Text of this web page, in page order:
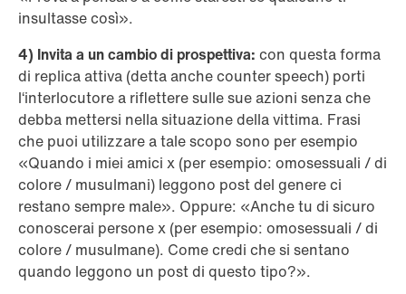
insultasse così».
4) Invita a un cambio di prospettiva: con questa forma
di replica attiva (detta anche counter speech) porti
l‘interlocutore a riflettere sulle sue azioni senza che
debba mettersi nella situazione della vittima. Frasi
che puoi utilizzare a tale scopo sono per esempio
«Quando i miei amici x (per esempio: omosessuali / di
colore / musulmani) leggono post del genere ci
restano sempre male». Oppure: «Anche tu di sicuro
conoscerai persone x (per esempio: omosessuali / di
colore / musulmane). Come credi che si sentano
quando leggono un post di questo tipo?».